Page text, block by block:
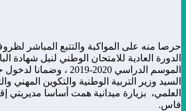
حرصا منه على المواكبة والتتبع المباشر
الدورة العادية للامتحان الوطني لنيل شهادة
الموسم الدراسي 2020-2019 ،
السيد وزير التربية الوطنية والتكوين المهني
العلمي، بزيارة ميدانية همت أساسا مديريتي
فاس.